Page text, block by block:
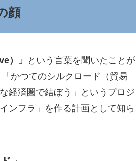
顔
）」
という言葉を聞いたことが
かつてのシルクロード（貿易
経済圏で結ぼう」というプロジ
ンフラ」を作る計画として知ら